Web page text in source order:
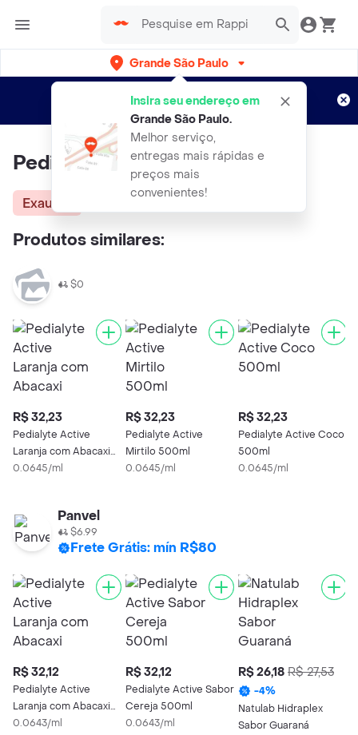
Grande São Paulo
Insira seu endereço em
Grande São Paulo.
Melhor serviço,
entregas mais rápidas e
preços mais
convenientes!
Entregas grátis por 15 dias!
Aplicam T&C
Pedialyte Max Morango 500ml
Exausta
Produtos similares:
$0
R$ 32,23
Pedialyte Active
Laranja com Abacaxi
500ml
0.0645/ml
R$ 32,23
Pedialyte Active
Mirtilo 500ml
0.0645/ml
R$ 32,23
Pedialyte Active Coco
500ml
0.0645/ml
Panvel
$6.99
Frete Grátis: mín R$80
R$ 32,12
Pedialyte Active
Laranja com Abacaxi
500ml
0.0643/ml
R$ 32,12
Pedialyte Active Sabor
Cereja 500ml
0.0643/ml
R$ 26,18 R$ 27,53
-4%
Natulab Hidraplex
Sabor Guaraná